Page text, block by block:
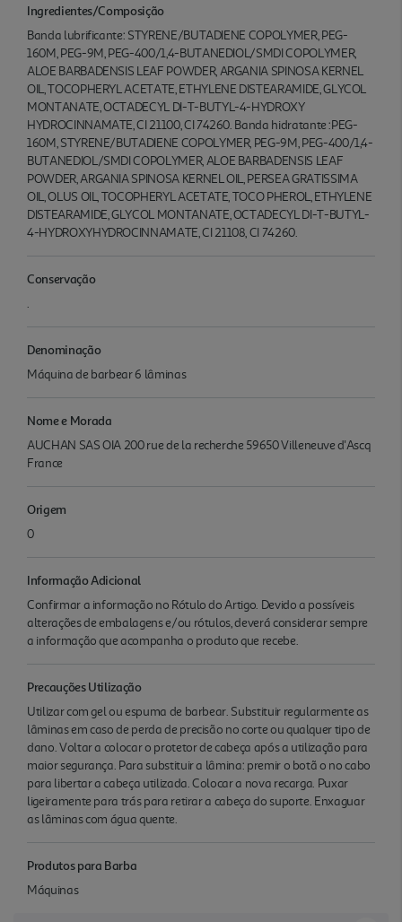
Ingredientes/Composição
Banda lubrificante: STYRENE/BUTADIENE COPOLYMER, PEG-
160M, PEG-9M, PEG-400/1,4-BUTANEDIOL/SMDI COPOLYMER,
ALOE BARBADENSIS LEAF POWDER, ARGANIA SPINOSA KERNEL
OIL, TOCOPHERYL ACETATE, ETHYLENE DISTEARAMIDE, GLYCOL
MONTANATE, OCTADECYL DI-T-BUTYL-4-HYDROXY
HYDROCINNAMATE, CI 21100, CI 74260. Banda hidratante :PEG-
160M, STYRENE/BUTADIENE COPOLYMER, PEG-9M, PEG-400/1,4-
BUTANEDIOL/SMDI COPOLYMER, ALOE BARBADENSIS LEAF
POWDER, ARGANIA SPINOSA KERNEL OIL, PERSEA GRATISSIMA
OIL, OLUS OIL, TOCOPHERYL ACETATE, TOCO PHEROL, ETHYLENE
DISTEARAMIDE, GLYCOL MONTANATE, OCTADECYL DI-T-BUTYL-
4-HYDROXYHYDROCINNAMATE, CI 21108, CI 74260.
Conservação
.
Denominação
Máquina de barbear 6 lâminas
Nome e Morada
AUCHAN SAS OIA 200 rue de la recherche 59650 Villeneuve d'Ascq
France
Origem
0
Informação Adicional
Confirmar a informação no Rótulo do Artigo. Devido a possíveis
alterações de embalagens e/ou rótulos, deverá considerar sempre
a informação que acompanha o produto que recebe.
Precauções Utilização
Utilizar com gel ou espuma de barbear. Substituir regularmente as
lâminas em caso de perda de precisão no corte ou qualquer tipo de
dano. Voltar a colocar o protetor de cabeça após a utilização para
maior segurança. Para substituir a lâmina: premir o botã o no cabo
para libertar a cabeça utilizada. Colocar a nova recarga. Puxar
ligeiramente para trás para retirar a cabeça do suporte. Enxaguar
as lâminas com água quente.
Produtos para Barba
Máquinas